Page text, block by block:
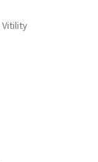
Vitility